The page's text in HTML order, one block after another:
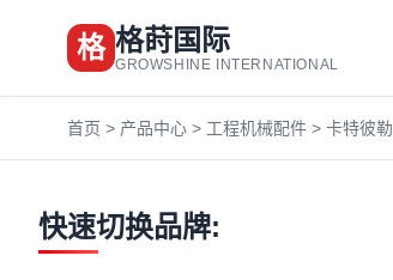
格 格莳国际
GROWSHINE INTERNATIONAL
首页 > 产品中心 > 工程机械配件 > 卡特彼勒
快速切换品牌: